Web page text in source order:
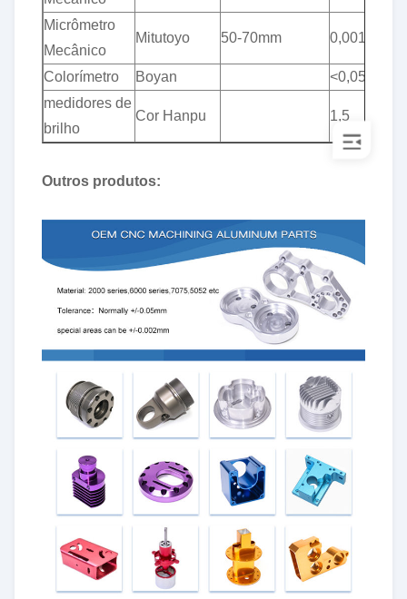
Micrômetro
Mecânico
Mitutoyo 50-70mm 0,001
Colorímetro Boyan <0,05
medidores de
brilho
Cor Hanpu 1,5
Outros produtos: